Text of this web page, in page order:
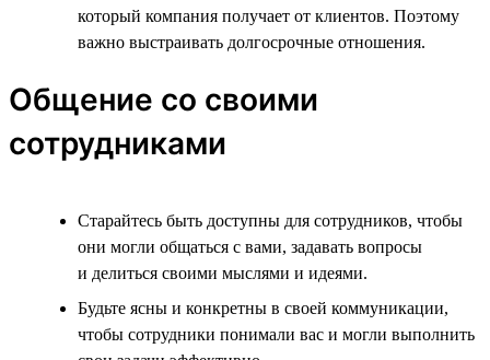
который компания получает от клиентов. Поэтому
важно выстраивать долгосрочные отношения.
Общение со своими
сотрудниками
Старайтесь быть доступны для сотрудников, чтобы
они могли общаться с вами, задавать вопросы
и делиться своими мыслями и идеями.
Будьте ясны и конкретны в своей коммуникации,
чтобы сотрудники понимали вас и могли выполнить